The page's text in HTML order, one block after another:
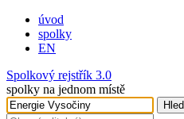
úvod
spolky
EN
Spolkový rejstřík 3.0
spolky na jednom místě